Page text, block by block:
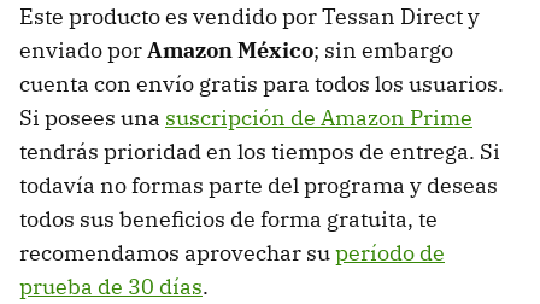
Este producto es vendido por Tessan Direct y
enviado porAmazon México; sin embargo
cuenta con envío gratis para todos los usuarios.
Si posees una suscripción de Amazon Prime
tendrás prioridad en los tiempos de entrega. Si
todavía no formas parte del programa y deseas
todos sus beneficios de forma gratuita, te
recomendamos aprovechar superíodo de
prueba de 30 días.